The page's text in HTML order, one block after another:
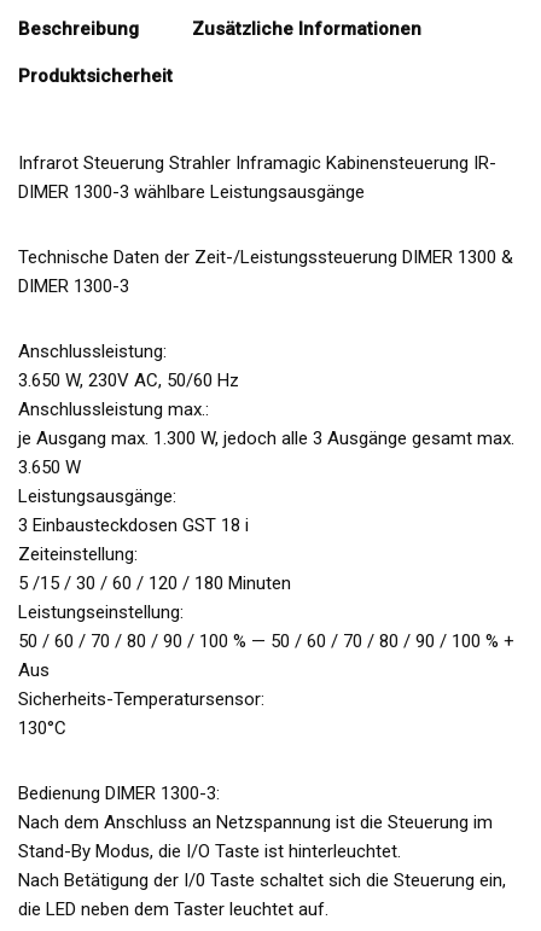
Beschreibung Zusätzliche Informationen
Produktsicherheit
Infrarot Steuerung Strahler Inframagic Kabinensteuerung IR-
DIMER 1300-3 wählbare Leistungsausgänge
Technische Daten der Zeit-/Leistungssteuerung DIMER 1300 &
DIMER 1300-3
Anschlussleistung:
3.650 W, 230V AC, 50/60 Hz
Anschlussleistung max.:
je Ausgang max. 1.300 W, jedoch alle 3 Ausgänge gesamt max.
3.650 W
Leistungsausgänge:
3 Einbausteckdosen GST 18 i
Zeiteinstellung:
5 /15 / 30 / 60 / 120 / 180 Minuten
Leistungseinstellung:
50 / 60 / 70 / 80 / 90 / 100 % — 50 / 60 / 70 / 80 / 90 / 100 % +
Aus
Sicherheits-Temperatursensor:
130°C
Bedienung DIMER 1300-3:
Nach dem Anschluss an Netzspannung ist die Steuerung im
Stand-By Modus, die I/O Taste ist hinterleuchtet.
Nach Betätigung der I/0 Taste schaltet sich die Steuerung ein,
die LED neben dem Taster leuchtet auf.